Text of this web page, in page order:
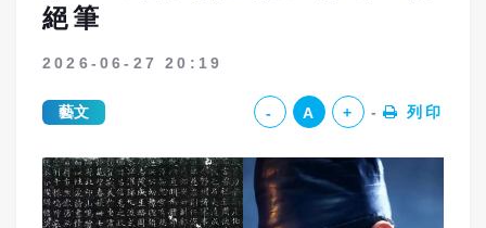
絕筆
2026-06-27 20:19
藝文 - A + 列印